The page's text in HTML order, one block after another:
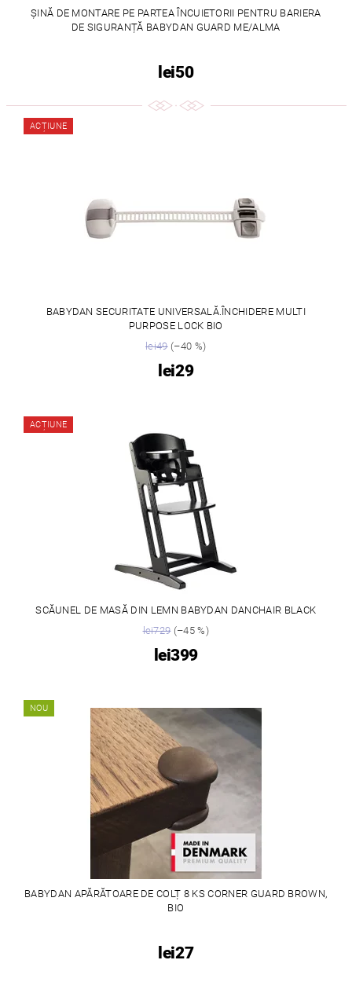
ȘINĂ DE MONTARE PE PARTEA ÎNCUIETORII PENTRU BARIERA
DE SIGURANȚĂ BABYDAN GUARD ME/ALMA
lei50
ACȚIUNE
BABYDAN SECURITATE UNIVERSALĂ.ÎNCHIDERE MULTI
PURPOSE LOCK BIO
lei49(–40 %)
lei29
ACȚIUNE
SCĂUNEL DE MASĂ DIN LEMN BABYDAN DANCHAIR BLACK
lei729(–45 %)
lei399
NOU
BABYDAN APĂRĂTOARE DE COLȚ 8 KS CORNER GUARD BROWN,
BIO
lei27